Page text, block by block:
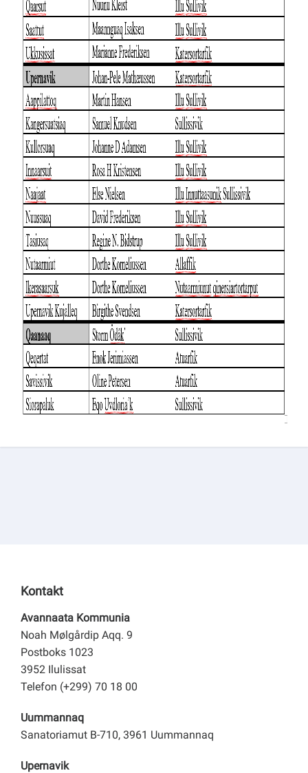
Kontakt
Avannaata Kommunia
Noah Mølgårdip Aqq. 9
Postboks 1023
3952 Ilulissat
Telefon (+299) 70 18 00
Uummannaq
Sanatoriamut B-710, 3961 Uummannaq
Upernavik